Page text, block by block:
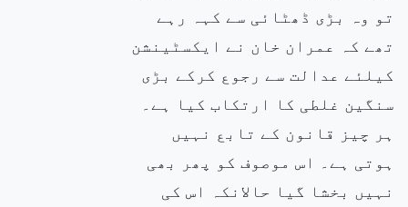
تو وہ بڑی ڈھٹائی سے کہہ رہے
تھے کہ عمران خان نے ایکسٹینشن
کیلئے عدالت سے رجوع کرکے بڑی
سنگین غلطی کا ارتکاب کیا ہے۔
ہر چیز قانون کے تابع نہیں
ہوتی ہے۔ اس موصوف کو پھر بھی
نہیں بخشا گیا حالانکہ اس کی